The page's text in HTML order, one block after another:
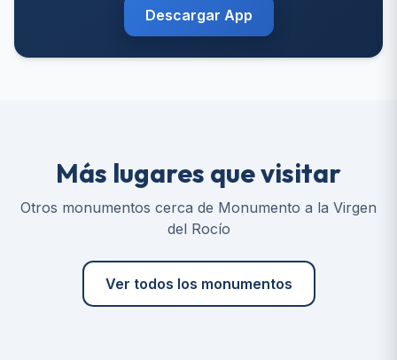
Descargar App
Más lugares que visitar
Otros monumentos cerca de Monumento a la Virgen
del Rocío
Ver todos los monumentos